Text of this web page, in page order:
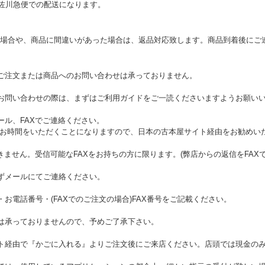
急便での配送になります。
合や、商品に間違いがあった場合は、返品対応致します。商品到着後にご
文または商品へのお問い合わせは承っておりません。
い合わせの際は、まずはご利用ガイドをご一読くださいますようお願い
、FAXでご連絡ください。
時間をいただくことになりますので、日本の古本屋サイト経由をお勧めい
せん。受信可能なFAXをお持ちの方に限ります。(弊店からの返信をFAX
ールにてご連絡ください。
電話番号・(FAXでのご注文の場合)FAX番号をご記載ください。
っておりませんので、予めご了承下さい。
由で『かごに入れる』よりご注文後にご来店ください。店頭では現金の